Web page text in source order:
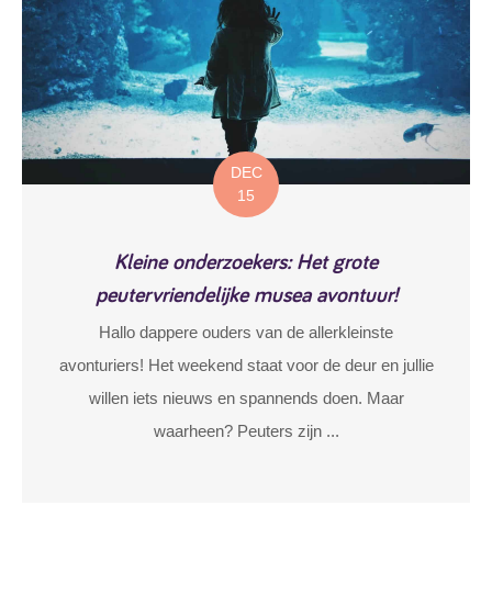
DEC
15
Kleine onderzoekers: Het grote
peutervriendelijke musea avontuur!
Hallo dappere ouders van de allerkleinste
avonturiers! Het weekend staat voor de deur en jullie
willen iets nieuws en spannends doen. Maar
waarheen? Peuters zijn ...